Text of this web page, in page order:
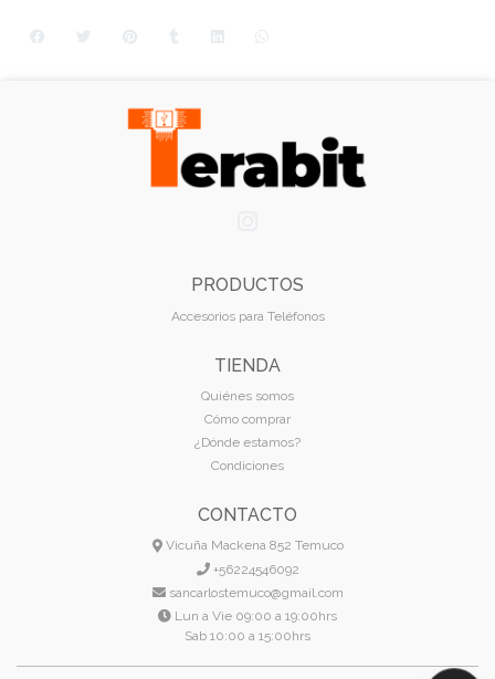
PRODUCTOS
Accesorios para Teléfonos
TIENDA
Quiénes somos
Cómo comprar
¿Dónde estamos?
Condiciones
CONTACTO
Vicuña Mackena 852 Temuco
+56224546092
sancarlostemuco@gmail.com
Lun a Vie 09:00 a 19:00hrs
Sab 10:00 a 15:00hrs